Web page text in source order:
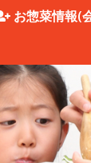
お惣菜情報(